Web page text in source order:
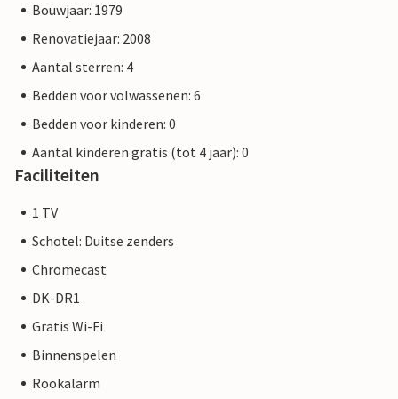
Bouwjaar: 1979
Renovatiejaar: 2008
Aantal sterren: 4
Bedden voor volwassenen: 6
Bedden voor kinderen: 0
Aantal kinderen gratis (tot 4 jaar): 0
Faciliteiten
1 TV
Schotel: Duitse zenders
Chromecast
DK-DR1
Gratis Wi-Fi
Binnenspelen
Rookalarm